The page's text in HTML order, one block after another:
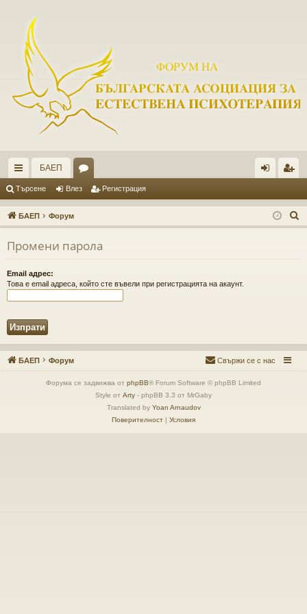
ъ
рз
и
вр
ъз
ки
БАЕП
ор
ум
и
з ис
тр
Търсене Влез Регистрация
БАЕП Форум
ъ
Промени парола
Email адрес:
Това е email адреса, който сте въвели при регистрацията на акаунт.
БАЕП Форум Свържи се с нас
Форума се задвижва от phpBB® Forum Software © phpBB Limited
Style от Arty - phpBB 3.3 от MrGaby
Translated by Yoan Arnaudov
Поверителност | Условия